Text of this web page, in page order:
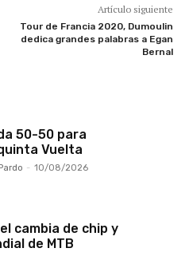
Artículo siguiente
Tour de Francia 2020, Dumoulin
dedica grandes palabras a Egan
Bernal
50-50 para
Vuelta
- 10/08/2026
cambia de chip y
de MTB